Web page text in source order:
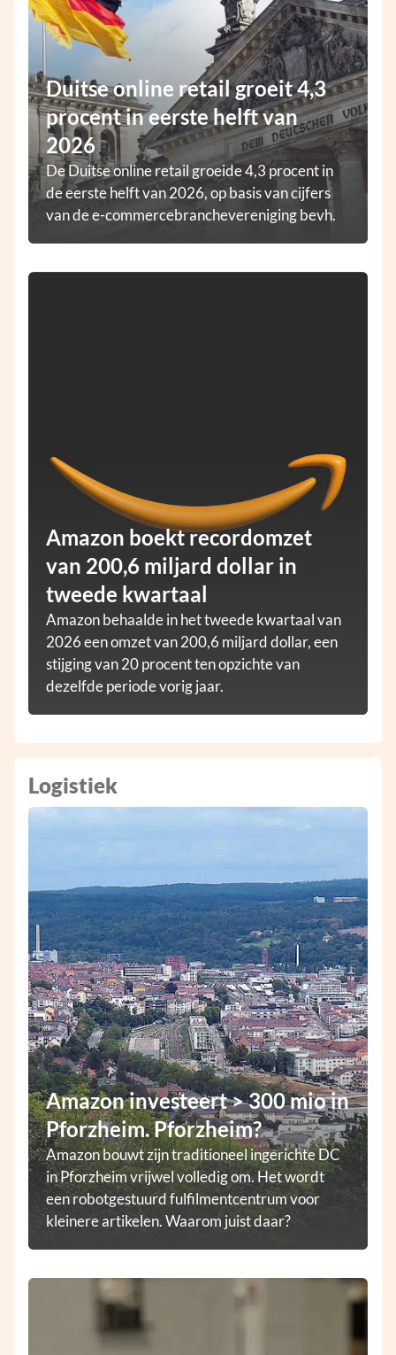
Duitse online retail groeit 4,3
procent in eerste helft van
2026
De Duitse online retail groeide 4,3 procent in
de eerste helft van 2026, op basis van cijfers
van de e-commercebranchevereniging bevh.
Amazon boekt recordomzet
van 200,6 miljard dollar in
tweede kwartaal
Amazon behaalde in het tweede kwartaal van
2026 een omzet van 200,6 miljard dollar, een
stijging van 20 procent ten opzichte van
dezelfde periode vorig jaar.
Logistiek
Amazon investeert > 300 mio in
Pforzheim. Pforzheim?
Amazon bouwt zijn traditioneel ingerichte DC
in Pforzheim vrijwel volledig om. Het wordt
een robotgestuurd fulfilmentcentrum voor
kleinere artikelen. Waarom juist daar?